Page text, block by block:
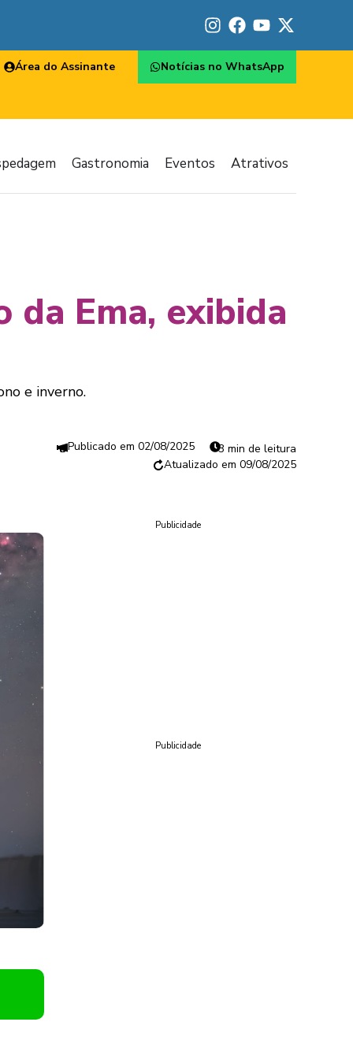
Área do Assinante Notícias no WhatsApp
Gastronomia Eventos Atrativos
da Ema, exibida
e inverno.
02/08/2025
3 min de leitura
09/08/2025
Publicidade
Publicidade